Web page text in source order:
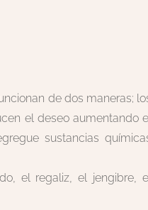
de dos maneras;
el deseo aumentando
sustancias
el regaliz, el jengibre,